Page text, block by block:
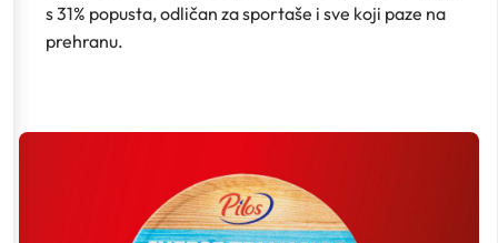
s 31% popusta, odličan za sportaše i sve koji paze na
prehranu.